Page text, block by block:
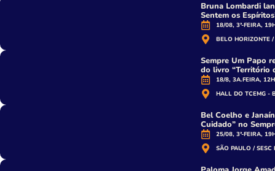
Bruna Lombardi
Sentem os
18/08, 3ª-FEIRA,
BELO HORIZONTE /
Sempre Um Papo
do livro “Território
18/8, 3A.FEIRA, 12H
HALL DO TCEMG -
Bel Coelho e
Cuidado” no
25/08, 3ª-FEIRA,
SÃO PAULO / SESC